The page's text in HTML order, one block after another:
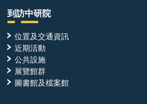
化重組與結構層次完整驗證的分子，將
物學實驗室合作，推進至細胞模式與疾
證。本職位所產出的分子與數據，即為
轉譯應用的起點。
跨團隊合作
到訪中研院
位置及交通資訊
近期活動
公共設施
展覽館群
圖書館及檔案館